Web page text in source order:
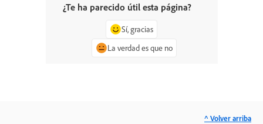
¿Te ha parecido útil esta página?
Sí, gracias
La verdad es que no
^ Volver arriba